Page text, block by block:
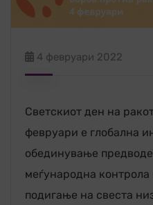
4 февруари 2022
Светскиот ден на
февруари е глобална
обединување
меѓународна контрола
подигање на свеста